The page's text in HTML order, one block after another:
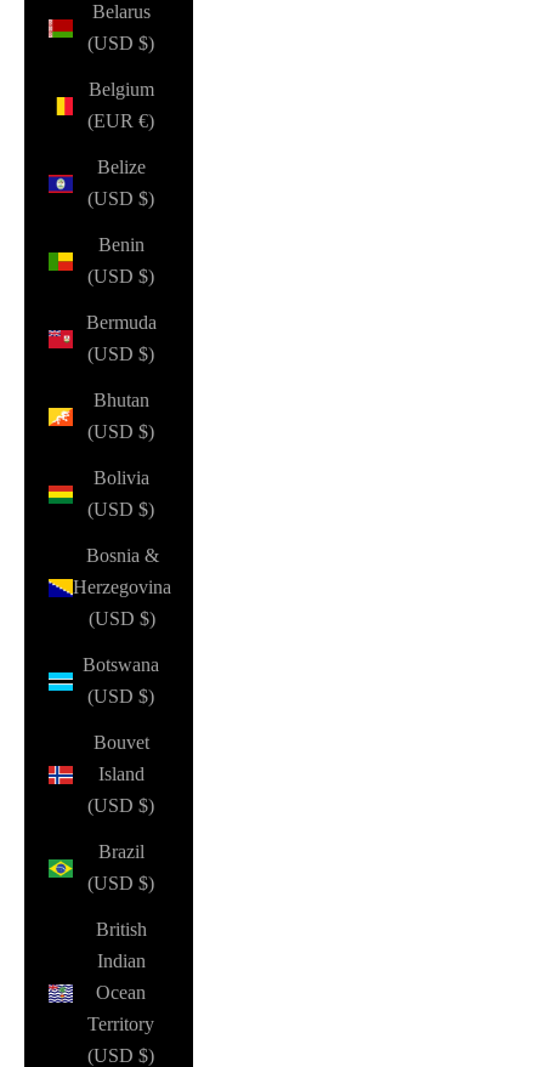
Belarus
(USD $)
Belgium
(EUR €)
Belize
(USD $)
Benin
(USD $)
Bermuda
(USD $)
Bhutan
(USD $)
Bolivia
(USD $)
Bosnia &
Herzegovina
(USD $)
Botswana
(USD $)
Bouvet
Island
(USD $)
Brazil
(USD $)
British
Indian
Ocean
Territory
(USD $)